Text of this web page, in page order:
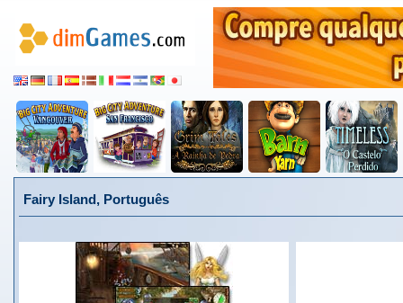
Fairy Island, Português